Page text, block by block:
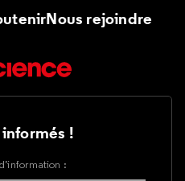
Nous rejoindre
!
: